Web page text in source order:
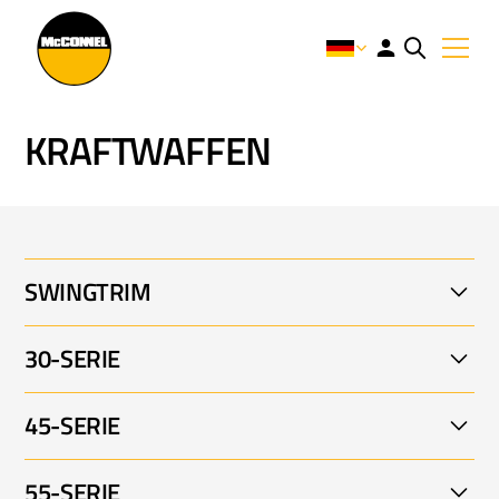
KRAFTWAFFEN
SWINGTRIM
30-SERIE
45-SERIE